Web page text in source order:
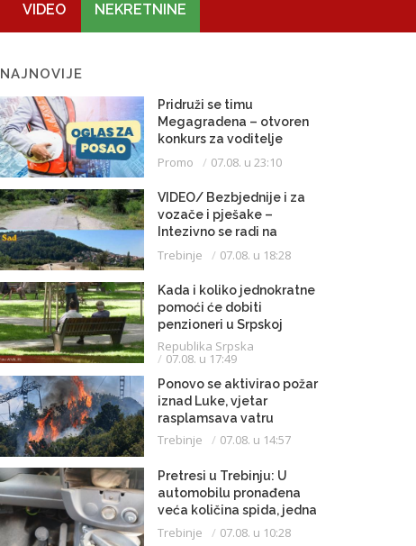
VIDEO NEKRETNINE
NAJNOVIJE
Pridruži se timu
Megagradena – otvoren
konkurs za voditelje
gradilišta
Promo 07.08. u 23:10
VIDEO/ Bezbjednije i za
vozače i pješake –
Intezivno se radi na
proširenju saobraćajnice
Trebinje 07.08. u 18:28
Kada i koliko jednokratne
pomoći će dobiti
penzioneri u Srpskoj
Republika Srpska
07.08. u 17:49
Ponovo se aktivirao požar
iznad Luke, vjetar
rasplamsava vatru
Trebinje 07.08. u 14:57
Pretresi u Trebinju: U
automobilu pronađena
veća količina spida, jedna
osoba uhapšena
Trebinje 07.08. u 10:28